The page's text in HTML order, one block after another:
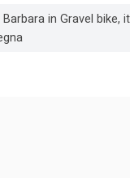
in Gravel bike,